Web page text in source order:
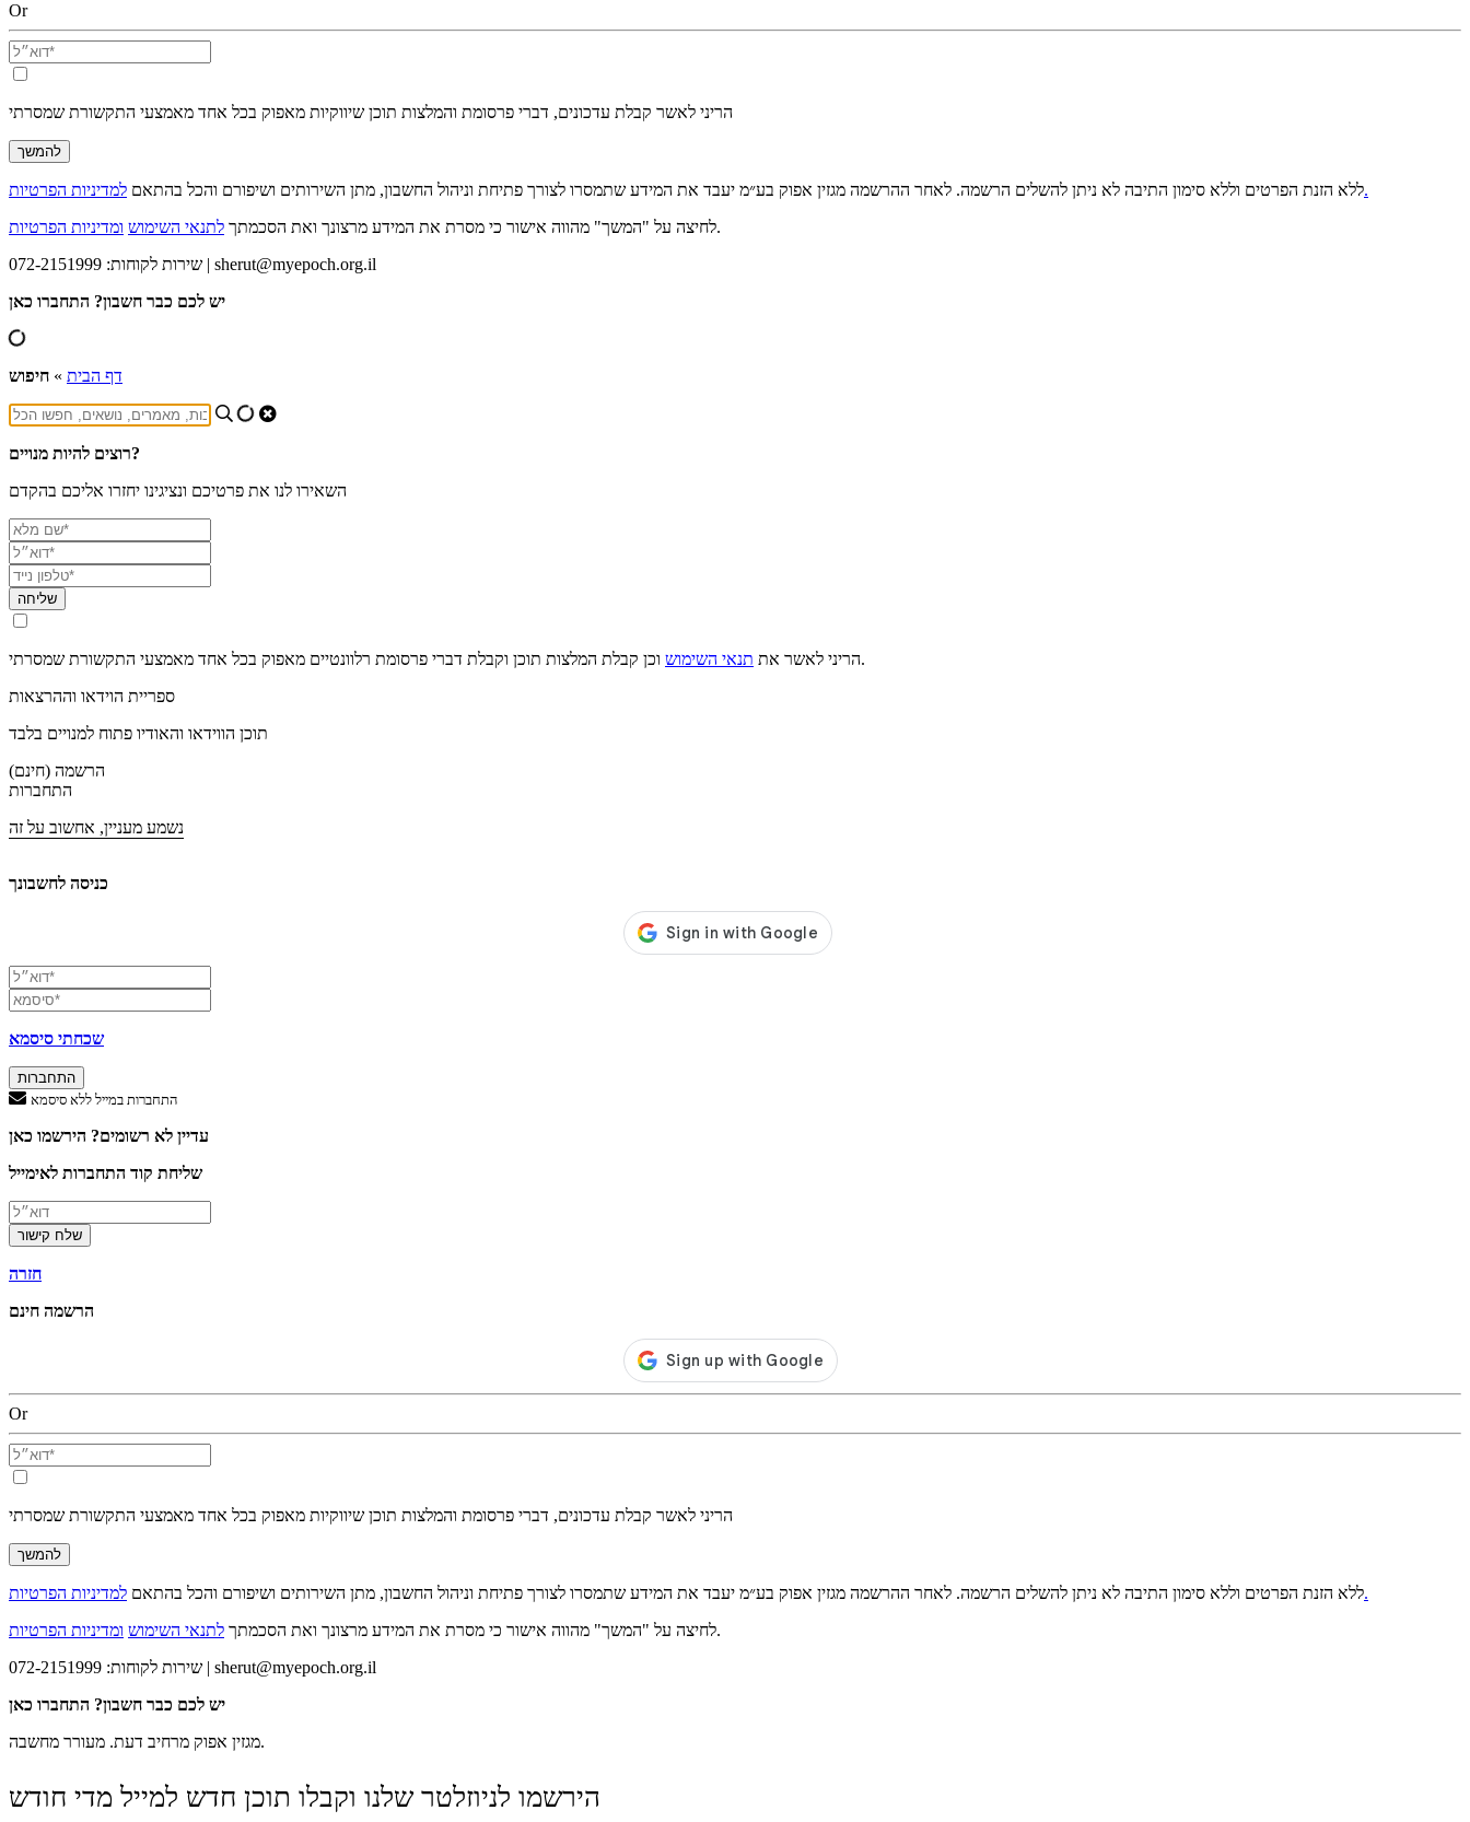
Or
הריני לאשר קבלת עדכונים, דברי פרסומת והמלצות תוכן שיווקיות מאפוק בכל אחד מאמצעי התקשורת שמסרתי
להמשך
ללא הזנת הפרטים וללא סימון התיבה לא ניתן להשלים הרשמה. לאחר ההרשמה מגזין אפוק בע״מ יעבד את המידע שתמסרו לצורך פתיחת וניהול החשבון, מתן השירותים ושיפורם והכל בהתאםלמדיניות הפרטיות.
לחיצה על "המשך" מהווה אישור כי מסרת את המידע מרצונך ואת הסכמתך לתנאי השימוש ומדיניות הפרטיות
.
שירות לקוחות: 072-2151999 | sherut@myepoch.org.il
יש לכם כבר חשבון? התחברו כאן
דף הבית » חיפוש
רוצים להיות מנויים?
השאירו לנו את פרטיכם ונציגינו יחזרו אליכם בהקדם
שליחה
הריני לאשר את תנאי השימוש
וכן קבלת המלצות תוכן וקבלת דברי פרסומת רלוונטיים מאפוק בכל אחד מאמצעי התקשורת שמסרתי.
ספריית הוידאו וההרצאות
תוכן הווידאו והאודיו פתוח למנויים בלבד
הרשמה (חינם)
התחברות
נשמע מעניין, אחשוב על זה
כניסה לחשבונך
שכחתי סיסמא
התחברות
התחברות במייל ללא סיסמא
עדיין לא רשומים? הירשמו כאן
שליחת קוד התחברות לאימייל
שלח קישור
חזרה
הרשמה חינם
Or
הריני לאשר קבלת עדכונים, דברי פרסומת והמלצות תוכן שיווקיות מאפוק בכל אחד מאמצעי התקשורת שמסרתי
להמשך
ללא הזנת הפרטים וללא סימון התיבה לא ניתן להשלים הרשמה. לאחר ההרשמה מגזין אפוק בע״מ יעבד את המידע שתמסרו לצורך פתיחת וניהול החשבון, מתן השירותים ושיפורם והכל בהתאםלמדיניות הפרטיות.
לחיצה על "המשך" מהווה אישור כי מסרת את המידע מרצונך ואת הסכמתך לתנאי השימוש ומדיניות הפרטיות
.
שירות לקוחות: 072-2151999 | sherut@myepoch.org.il
יש לכם כבר חשבון? התחברו כאן
מגזין אפוקמרחיב דעת. מעורר מחשבה.
הירשמו לניוזלטר שלנו וקבלו תוכן חדש למייל מדי חודש